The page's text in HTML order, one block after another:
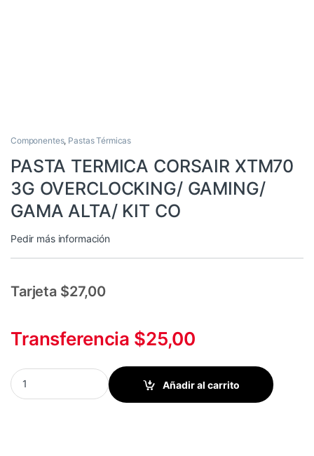
Componentes, Pastas Térmicas
PASTA TERMICA CORSAIR XTM70
3G OVERCLOCKING/ GAMING/
GAMA ALTA/ KIT CO
Pedir más información
Tarjeta $27,00
Transferencia $25,00
PASTA TERMICA CORSAIR XTM70 3G OVERCLOCKING/
Añadir al carrito